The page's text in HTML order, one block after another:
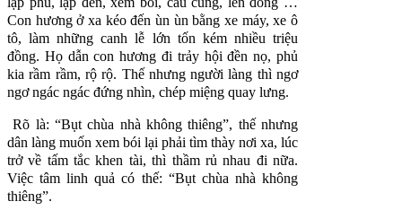
Con hương ở xa kéo đến ùn ùn bằng xe máy, xe ô
tô, làm những canh lễ lớn tốn kém nhiều triệu
đồng. Họ dẫn con hương đi trảy hội đền nọ, phủ
kia rầm rầm, rộ rộ. Thế nhưng người làng thì ngơ
ngơ ngác ngác đứng nhìn, chép miệng quay lưng.
Rõ là: “Bụt chùa nhà không thiêng”, thế nhưng
dân làng muốn xem bói lại phải tìm thày nơi xa, lúc
trở về tấm tắc khen tài, thì thầm rủ nhau đi nữa.
Việc tâm linh quả có thế: “Bụt chùa nhà không
thiêng”.